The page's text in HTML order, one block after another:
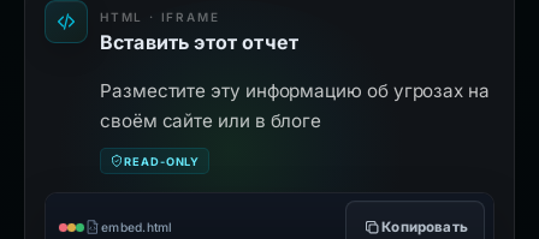
HTML · IFRAME
Вставить этот отчет
Разместите эту информацию об угрозах на
своём сайте или в блоге
READ-ONLY
embed.html Копировать